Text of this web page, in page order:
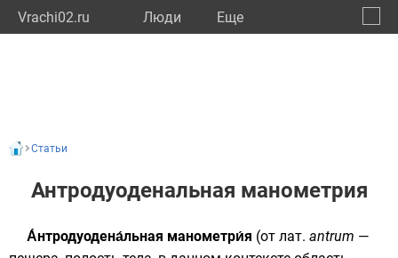
Vrachi02.ru Люди Eще
Статьи
Антродуоденальная манометрия
А́нтродуодена́льная манометри́я (от лат. antrum —